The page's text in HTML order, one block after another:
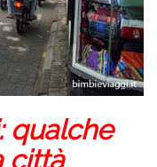
qualche
città